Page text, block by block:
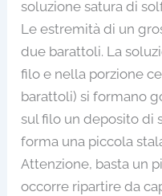
soluzione satura di
Le estremità di un
due barattoli. La
filo e nella porzione
barattoli) si formano
sul filo un deposito di
forma una piccola
Attenzione, basta un
occorre ripartire da